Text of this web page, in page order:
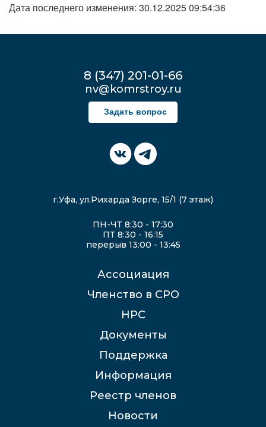
Дата последнего изменения: 30.12.2025 09:54:36
8 (347) 201-01-66
nv@komrstroy.ru
Задать вопрос
г.Уфа, ул.Рихарда Зорге, 15/1 (7 этаж)
ПН-ЧТ 8:30 - 17:30
ПТ 8:30 - 16:15
перерыв 13:00 - 13:45
Ассоциация
Членство в СРО
НРС
Документы
Поддержка
Информация
Реестр членов
Новости